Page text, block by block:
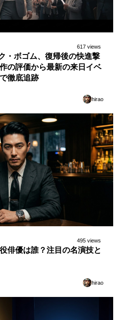
617 views
・ボゴム、復帰後の快進撃
の評価から最新の来日イベ
徹底追跡
hirao
495 views
俳優は誰？注目の名演技と
hirao